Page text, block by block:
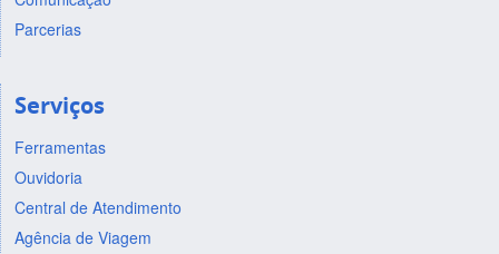
Parcerias
Serviços
Ferramentas
Ouvidoria
Central de Atendimento
Agência de Viagem